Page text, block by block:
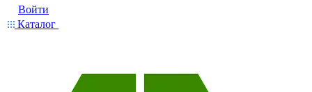
Войти
Каталог